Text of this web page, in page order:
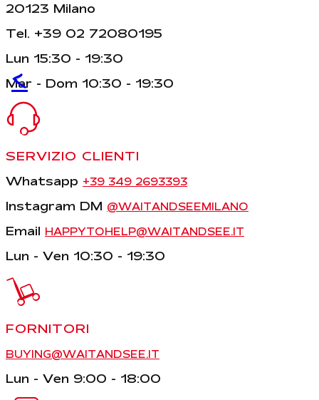
<
20123 Milano
Tel. +39 02 72080195
Lun 15:30 - 19:30
Mar - Dom 10:30 - 19:30
SERVIZIO CLIENTI
Whatsapp +39 349 2693393
Instagram DM @WAITANDSEEMILANO
Email HAPPYTOHELP@WAITANDSEE.IT
Lun - Ven 10:30 - 19:30
FORNITORI
BUYING@WAITANDSEE.IT
Lun - Ven 9:00 - 18:00